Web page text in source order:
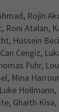
Rojin
Roni Atalan,
Hussein
Cengiz,
Fuhr,
Mina
Ghaith